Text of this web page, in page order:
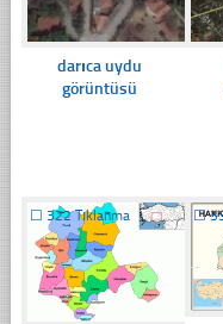
darıca uydu
görüntüsü
☐ 322 Tıklanma ☐